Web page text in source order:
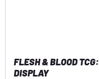
FLESH & BLOOD
DISPLAY